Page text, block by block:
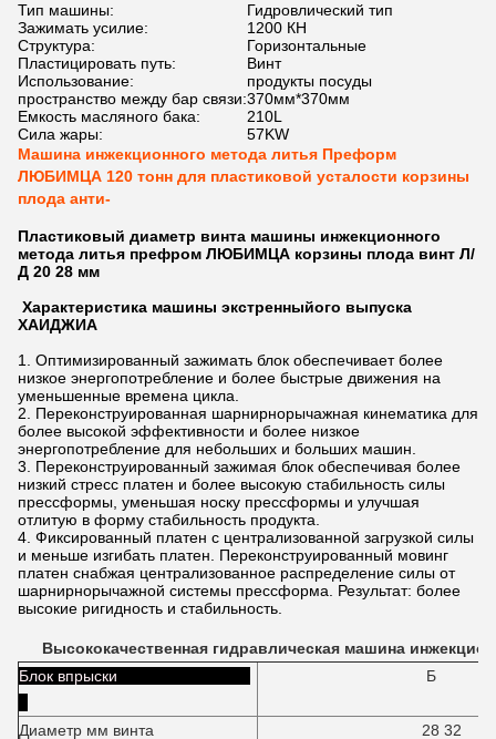
Тип машины:
Гидровлический тип
Зажимать усилие:
1200 КН
Структура:
Горизонтальные
Пластицировать путь:
Винт
Использование:
продукты посуды
пространство между бар связи:370мм*370мм
Емкость масляного бака:
210L
Сила жары:
57KW
Машина инжекционного метода литья Преформ
ЛЮБИМЦА 120 тонн для пластиковой усталости корзины
плода анти-
Пластиковый диаметр винта машины инжекционного
метода литья префром ЛЮБИМЦА корзины плода винт Л/
Д 20 28 мм
Характеристика машины экстренныйого выпуска
ХАИДЖИА
1. Оптимизированный зажимать блок обеспечивает более
низкое энергопотребление и более быстрые движения на
уменьшенные времена цикла.
2. Переконструированная шарнирнорычажная кинематика для
более высокой эффективности и более низкое
энергопотребление для небольших и больших машин.
3. Переконструированный зажимая блок обеспечивая более
низкий стресс платен и более высокую стабильность силы
прессформы, уменьшая носку прессформы и улучшая
отлитую в форму стабильность продукта.
4. Фиксированный платен с централизованной загрузкой силы
и меньше изгибать платен. Переконструированный мовинг
платен снабжая централизованное распределение силы от
шарнирнорычажной системы прессформа. Результат: более
высокие ригидность и стабильность.
Высококачественная гидравлическая машина
Блок впрыски
Б
Диаметр мм винта 28 32